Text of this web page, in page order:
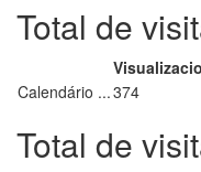
Total de
Calendário ...374
Total de